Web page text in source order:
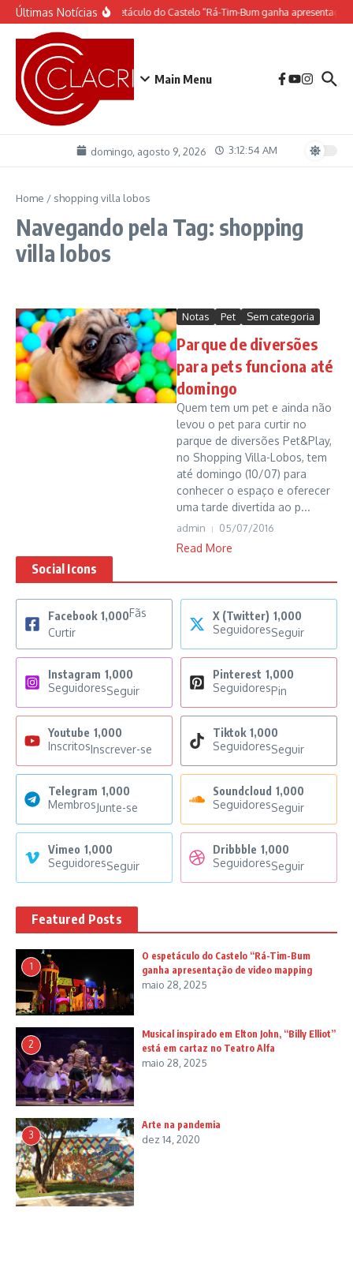
Ir para o conteúdo
Últimas NotíciasO espetáculo do Castelo “Rá-Tim-Bum ganha
Main Menu
domingo, agosto 9, 2026 3:12:54 AM
Home / shopping villa lobos
Navegando pela Tag: shopping
villa lobos
Notas Pet Sem categoria
Parque de diversões
para pets funciona até
domingo
Quem tem um pet e ainda não
levou o pet para curtir no
parque de diversões Pet&Play,
no Shopping Villa-Lobos, tem
até domingo (10/07) para
conhecer o espaço e oferecer
uma tarde divertida ao p...
admin 05/07/2016
Read More
Social Icons
Facebook 1,000Fãs
Curtir
X (Twitter) 1,000
SeguidoresSeguir
Instagram 1,000
SeguidoresSeguir
Pinterest 1,000
SeguidoresPin
Youtube 1,000
InscritosInscrever-se
Tiktok 1,000
SeguidoresSeguir
Telegram 1,000
MembrosJunte-se
Soundcloud 1,000
SeguidoresSeguir
Vimeo 1,000
SeguidoresSeguir
Dribbble 1,000
SeguidoresSeguir
Featured Posts
1
O espetáculo do Castelo “Rá-Tim-Bum
ganha apresentação de video mapping
maio 28, 2025
2
Musical inspirado em Elton John, “Billy Elliot”
está em cartaz no Teatro Alfa
maio 28, 2025
3
Arte na pandemia
dez 14, 2020